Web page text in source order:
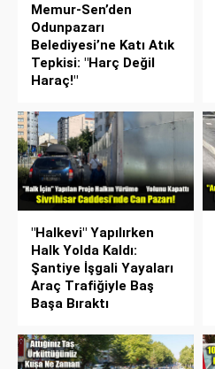
Memur-Sen’den
Odunpazarı
Belediyesi’ne Katı Atık
Tepkisi: "Harç Değil
Haraç!"
"Halkevi" Yapılırken
Halk Yolda Kaldı:
Şantiye İşgali Yayaları
Araç Trafiğiyle Baş
Başa Bıraktı